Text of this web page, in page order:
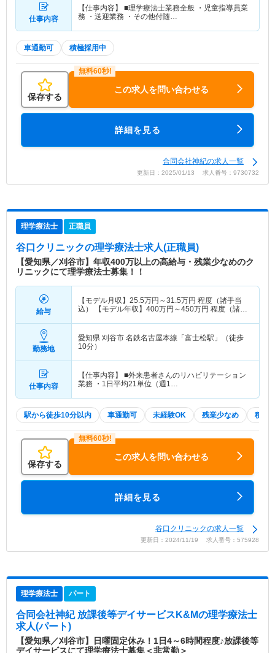
仕事内容
【仕事内容】 ■理学療法士業務全般 ・児童指導員業
務 ・送迎業務 ・その他付随…
車通勤可 積極採用中
保存する
この求人を問い合わせる
詳細を見る
合同会社神紀の求人一覧
更新日：2025/01/13 求人番号：9730732
理学療法士 正職員
谷口クリニックの理学療法士求人(正職員)
【愛知県／刈谷市】年収400万以上の高給与・残業少なめのク
リニックにて理学療法士募集！！
給与
【モデル月収】 25.5万円～31.5万円 程度（諸手当
込） 【モデル年収】 400万円～450万円 程度（諸手
勤務地
愛知県 刈谷市 名鉄名古屋本線「富士松駅」（徒歩
10分）
仕事内容
【仕事内容】 ■外来患者さんのリハビリテーション
業務 ・1日平均21単位（週1…
駅から徒歩10分以内 車通勤可 未経験OK 残業少なめ 積極
保存する
この求人を問い合わせる
詳細を見る
谷口クリニックの求人一覧
更新日：2024/11/19 求人番号：575928
理学療法士 パート
合同会社神紀 放課後等デイサービスK&Mの理学療法士
求人(パート)
【愛知県／刈谷市】日曜固定休み！1日4～6時間程度♪放課後等
デイサービスにて理学療法士募集＜非常勤＞